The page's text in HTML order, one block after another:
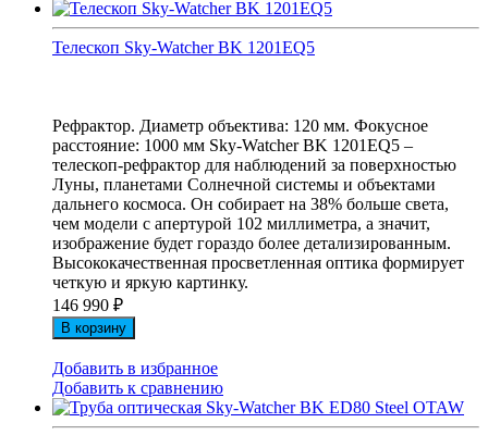
Телескоп Sky-Watcher BK 1201EQ5
Рефрактор. Диаметр объектива: 120 мм. Фокусное
расстояние: 1000 мм Sky-Watcher BK 1201EQ5 –
телескоп-рефрактор для наблюдений за поверхностью
Луны, планетами Солнечной системы и объектами
дальнего космоса. Он собирает на 38% больше света,
чем модели с апертурой 102 миллиметра, а значит,
изображение будет гораздо более детализированным.
Высококачественная просветленная оптика формирует
четкую и яркую картинку.
146 990 ₽
В корзину
Добавить в избранное
Добавить к сравнению